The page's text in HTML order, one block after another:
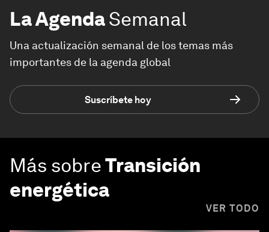
La AgendaSemanal
Una actualización semanal de los temas más
importantes de la agenda global
Suscríbete hoy
Más sobreTransición
energética
VER TODO